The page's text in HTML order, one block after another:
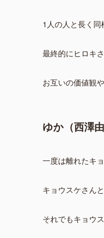
1人の人と長く同
最終的にヒロキ
お互いの価値観
ゆか（西澤
一度は離れたキ
キョウスケさん
それでもキョウ